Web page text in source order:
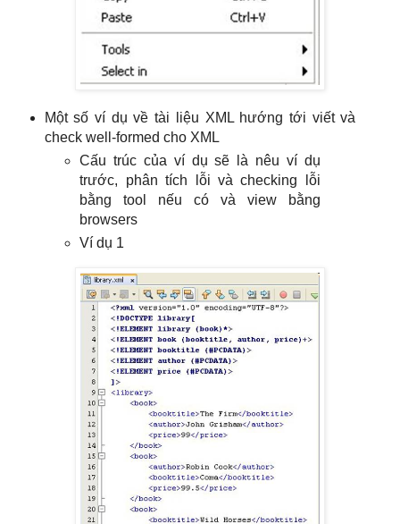
Một số ví dụ về tài liệu XML hướng tới viết và
check well-formed cho XML
Cấu trúc của ví dụ sẽ là nêu ví dụ
trước, phân tích lỗi và checking lỗi
bằng tool nếu có và view bằng
browsers
Ví dụ 1